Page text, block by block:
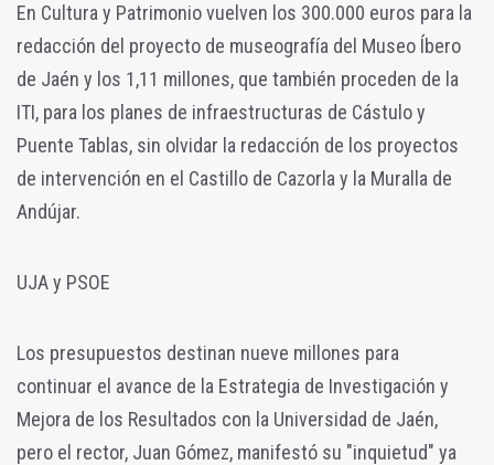
En Cultura y Patrimonio vuelven los 300.000 euros para la
redacción del proyecto de museografía del Museo Íbero
de Jaén y los 1,11 millones, que también proceden de la
ITI, para los planes de infraestructuras de Cástulo y
Puente Tablas, sin olvidar la redacción de los proyectos
de intervención en el Castillo de Cazorla y la Muralla de
Andújar.
UJA y PSOE
Los presupuestos destinan nueve millones para
continuar el avance de la Estrategia de Investigación y
Mejora de los Resultados con la Universidad de Jaén,
pero el rector, Juan Gómez, manifestó su "inquietud" ya